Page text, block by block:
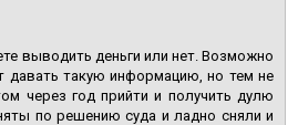
выводить деньги или нет. Возможно
давать такую информацию, но тем не
через год прийти и получить дулю
по решению суда и ладно сняли и